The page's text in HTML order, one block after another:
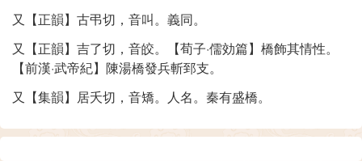
又【正韻】古弔切，音叫。義同。
又【正韻】吉了切，音皎。【荀子·儒効篇】橋飾其情性。
【前漢·武帝紀】陳湯橋發兵斬郅支。
又【集韻】居夭切，音矯。人名。秦有盛橋。